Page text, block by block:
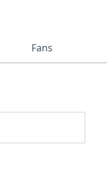
Fans